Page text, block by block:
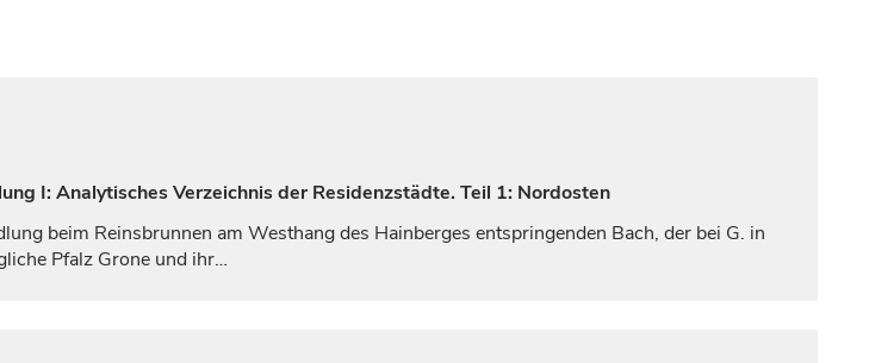
I: Analytisches Verzeichnis der Residenzstädte. Teil 1: Nordosten
beim Reinsbrunnen am Westhang des Hainberges entspringenden Bach, der bei G. in
Pfalz Grone und ihr…